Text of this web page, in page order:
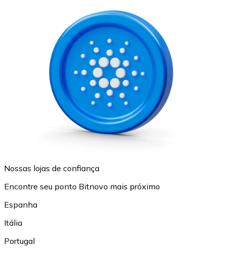
Nossas lojas de confiança
Encontre seu ponto Bitnovo mais próximo
Espanha
Itália
Portugal